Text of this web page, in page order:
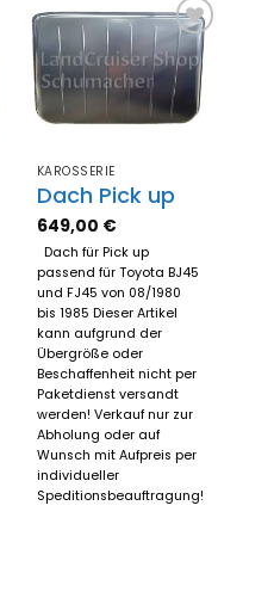
Zum
Merkzettel
hinzufügen
KAROSSERIE
Dach Pick up
649,00 €
Dach für Pick up
passend für Toyota BJ45
und FJ45 von 08/1980
bis 1985 Dieser Artikel
kann aufgrund der
Übergröße oder
Beschaffenheit nicht per
Paketdienst versandt
werden! Verkauf nur zur
Abholung oder auf
Wunsch mit Aufpreis per
individueller
Speditionsbeauftragung!